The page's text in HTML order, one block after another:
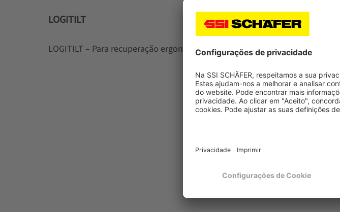
LOGITILT
LOGITILT – Para recuperação ergonômica de mercadorias armazenadas